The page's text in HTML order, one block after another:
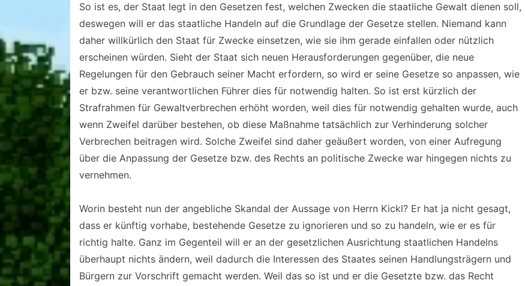
So ist es, der Staat legt in den Gesetzen fest, welchen Zwecken die staatliche Gewalt dienen soll,
deswegen will er das staatliche Handeln auf die Grundlage der Gesetze stellen. Niemand kann
daher willkürlich den Staat für Zwecke einsetzen, wie sie ihm gerade einfallen oder nützlich
erscheinen würden. Sieht der Staat sich neuen Herausforderungen gegenüber, die neue
Regelungen für den Gebrauch seiner Macht erfordern, so wird er seine Gesetze so anpassen, wie
er bzw. seine verantwortlichen Führer dies für notwendig halten. So ist erst kürzlich der
Strafrahmen für Gewaltverbrechen erhöht worden, weil dies für notwendig gehalten wurde, auch
wenn Zweifel darüber bestehen, ob diese Maßnahme tatsächlich zur Verhinderung solcher
Verbrechen beitragen wird. Solche Zweifel sind daher geäußert worden, von einer Aufregung
über die Anpassung der Gesetze bzw. des Rechts an politische Zwecke war hingegen nichts zu
vernehmen.
Worin besteht nun der angebliche Skandal der Aussage von Herrn Kickl? Er hat ja nicht gesagt,
dass er künftig vorhabe, bestehende Gesetze zu ignorieren und so zu handeln, wie er es für
richtig halte. Ganz im Gegenteil will er an der gesetzlichen Ausrichtung staatlichen Handelns
überhaupt nichts ändern, weil dadurch die Interessen des Staates seinen Handlungsträgern und
Bürgern zur Vorschrift gemacht werden. Weil das so ist und er die Gesetzte bzw. das Recht